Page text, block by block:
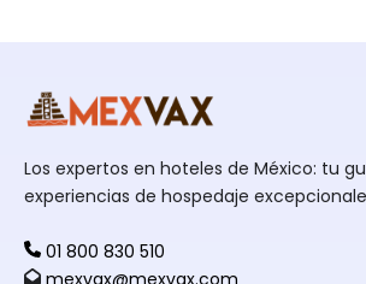
Los expertos en hoteles de México: tu
experiencias de hospedaje
01 800 830 510
mexvax@mexvax.com